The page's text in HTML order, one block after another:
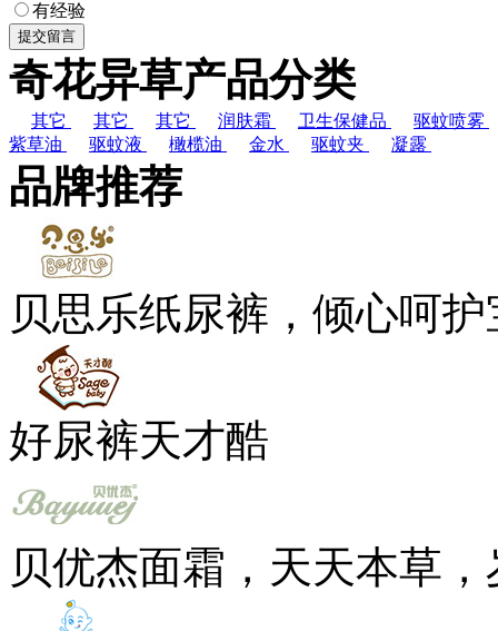
有经验
奇花异草产品分类
其它 其它 其它 润肤霜 卫生保健品
驱蚊喷雾
紫草油
驱蚊液 橄榄油 金水 驱蚊夹 凝露
品牌推荐
贝思乐纸尿裤，倾心呵
好尿裤天才酷
贝优杰面霜，天天本草